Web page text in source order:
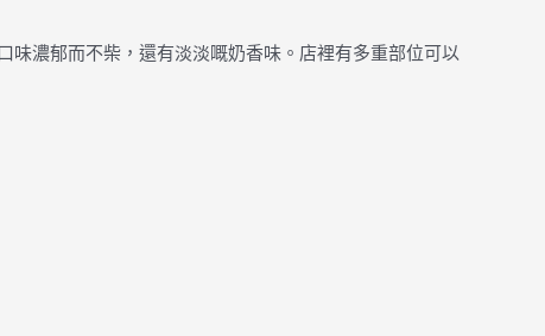
濃郁而不柴，還有淡淡嘅奶香味。店裡有多重部位可以